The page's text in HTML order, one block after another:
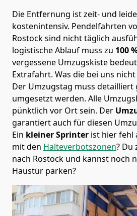
Die Entfernung ist zeit- und
kostenintensiv. Pendelfahrten
Rostock sind nicht täglich
logistische Ablauf muss zu 100
vergessene Umzugskiste
Extrafahrt. Was die bei uns
Der Umzugstag muss detailliert
umgesetzt werden. Alle
pünktlich vor Ort sein. Der
garantiert auch für diesen
Ein kleiner Sprinter ist hier fehl
mit den Halteverbotszonen? Du
nach Rostock und kannst noch
Haustür parken?